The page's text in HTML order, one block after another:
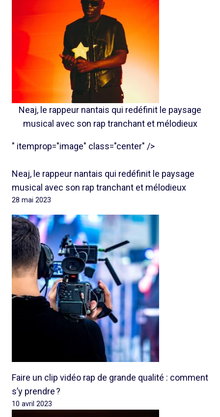
Neaj, le rappeur nantais qui redéfinit le paysage
musical avec son rap tranchant et mélodieux
" itemprop="image" class="center" />
Neaj, le rappeur nantais qui redéfinit le paysage
musical avec son rap tranchant et mélodieux
28 mai 2023
Faire un clip vidéo rap de grande qualité : comment
s’y prendre ?
10 avril 2023